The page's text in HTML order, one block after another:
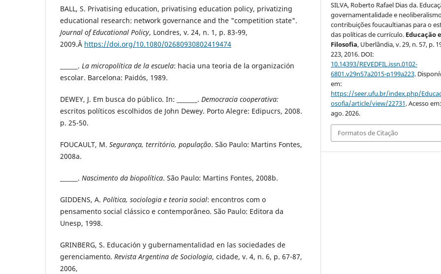
BALL, S. Privatising education, privatising education policy, privatizing
educational research: network governance and the "competition state".
Journal of Educational Policy, Londres, v. 24, n. 1, p. 83-99,
2009.Â https://doi.org/10.1080/02680930802419474
______. La micropolítica de la escuela: hacia una teoria de la organización
escolar. Barcelona: Paidós, 1989.
DEWEY, J. Em busca do público. In: _______. Democracia cooperativa:
escritos políticos escolhidos de John Dewey. Porto Alegre: Edipucrs, 2008.
p. 25-50.
FOUCAULT, M. Segurança, território, população. São Paulo: Martins Fontes,
2008a.
______. Nascimento da biopolítica. São Paulo: Martins Fontes, 2008b.
GIDDENS, A. Política, sociologia e teoria social: encontros com o
pensamento social clássico e contemporâneo. São Paulo: Editora da
Unesp, 1998.
GRINBERG, S. Educación y gubernamentalidad en las sociedades de
gerenciamento. Revista Argentina de Sociologia, cidade, v. 4, n. 6, p. 67-87,
2006,
SILVA, Roberto Rafael Dias da.
governamentalidade e
contribuições foucaultianas para o
das políticas de currículo. Educação e
Filosofia, Uberlândia, v. 29, n. 57, p.
223, 2016. DOI:
10.14393/REVEDFIL.issn.0102-
6801.v29n57a2015-p199a223.
em:
https://seer.ufu.br/index.php/
osofia/article/view/22731. Acesso
ago. 2026.
Formatos de Citação